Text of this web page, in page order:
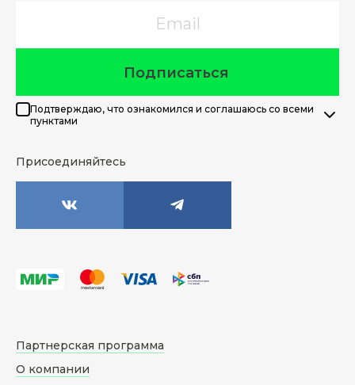
Подписаться
Подтверждаю, что ознакомился и соглашаюсь со всеми
пунктами
Присоединяйтесь
Партнерская программа
О компании